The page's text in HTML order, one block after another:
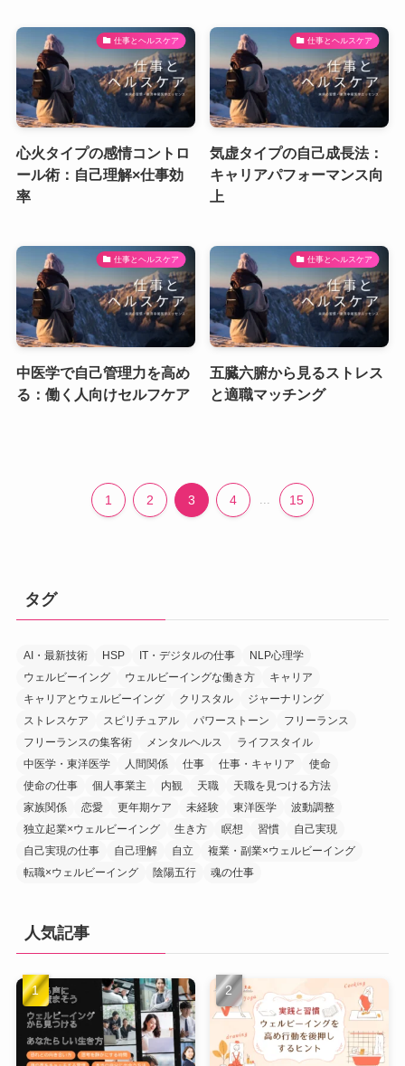
仕事とヘルスケア
心火タイプの感情コントロ
ール術：自己理解×仕事効
率
仕事とヘルスケア
気虚タイプの自己成長法：
キャリアパフォーマンス向
上
仕事とヘルスケア
中医学で自己管理力を高め
る：働く人向けセルフケア
仕事とヘルスケア
五臓六腑から見るストレス
と適職マッチング
1 2 3 4 15
タグ
AI・最新技術 HSP IT・デジタルの仕事
NLP心理学
ウェルビーイング
ウェルビーイングな働き方
キャリア
キャリアとウェルビーイング
クリスタル
ジャーナリング
ストレスケア
スピリチュアル パワーストーン
フリーランス
フリーランスの集客術
メンタルヘルス
ライフスタイル
中医学・東洋医学
人間関係 仕事 仕事・キャリア
使命
使命の仕事
個人事業主 内観 天職
天職を見つける方法
家族関係
恋愛 更年期ケア 未経験 東洋医学
波動調整
独立起業×ウェルビーイング
生き方 瞑想 習慣
自己実現
自己実現の仕事
自己理解 自立
複業・副業×ウェルビーイング
転職×ウェルビーイング
陰陽五行 魂の仕事
人気記事